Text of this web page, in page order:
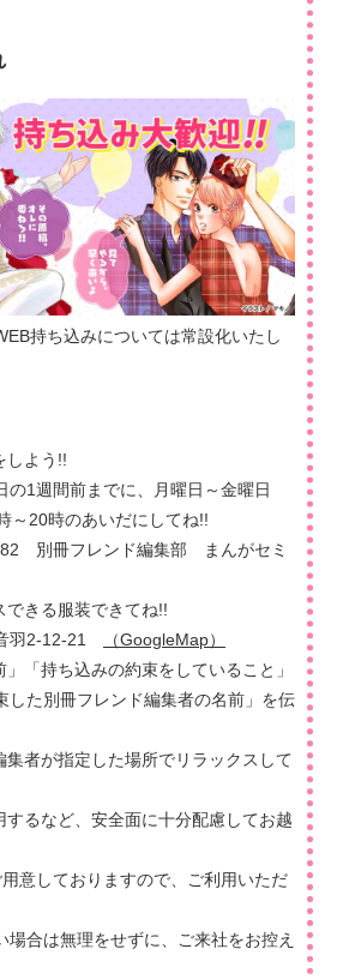
持ち込みについては常設化いたし
しよう!!
の1週間前までに、月曜日～金曜日
～20時のあいだにしてね!!
別冊フレンド編集部 まんがセミ
できる服装できてね!!
羽2-12-21
（GoogleMap）
「持ち込みの約束をしていること」
した別冊フレンド編集者の名前」を伝
者が指定した場所でリラックスして
るなど、安全面に十分配慮してお越
意しておりますので、ご利用いただ
場合は無理をせずに、ご来社をお控え